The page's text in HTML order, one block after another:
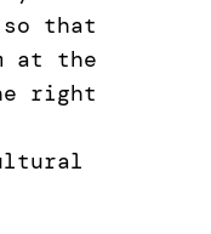
that
at the
right